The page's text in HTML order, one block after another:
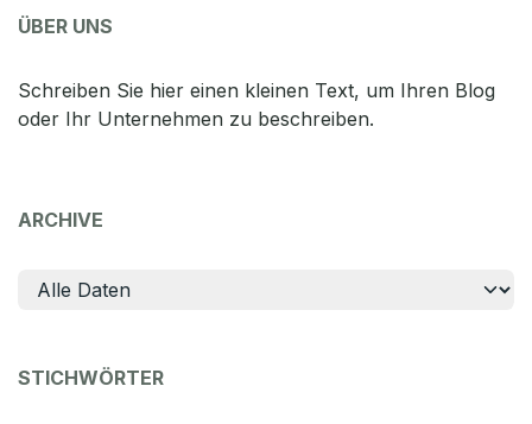
ÜBER UNS
Schreiben Sie hier einen kleinen Text, um Ihren Blog
oder Ihr Unternehmen zu beschreiben.
ARCHIVE
STICHWÖRTER